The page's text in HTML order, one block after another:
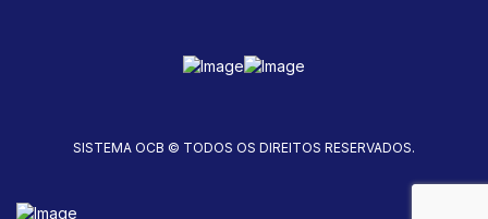
SISTEMA OCB © TODOS OS DIREITOS RESERVADOS.